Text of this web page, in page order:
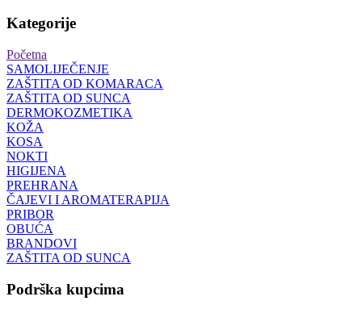
Kategorije
Početna
SAMOLIJEČENJE
ZAŠTITA OD KOMARACA
ZAŠTITA OD SUNCA
DERMOKOZMETIKA
KOŽA
KOSA
NOKTI
HIGIJENA
PREHRANA
ČAJEVI I AROMATERAPIJA
PRIBOR
OBUĆA
BRANDOVI
ZAŠTITA OD SUNCA
Podrška kupcima